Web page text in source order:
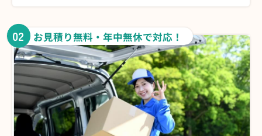
02 お見積り無料・年中無休で対応！